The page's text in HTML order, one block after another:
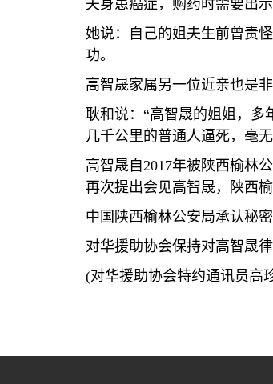
夫身患癌症，购药时需要出
她说：自己的姐夫生前曾责怪
功。
高智晟家属另一位近亲也是
耿和说： “高智晟的姐姐，多
几千公里的普通人逼死，毫无
高智晟自 2017年被陕西榆林
再次提出会见高智晟，陕西
中国陕西榆林公安局承认秘
对华援助协会保持对高智晟
(对华援助协会特约通讯员高